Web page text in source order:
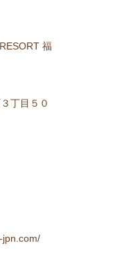
福
丁目５０